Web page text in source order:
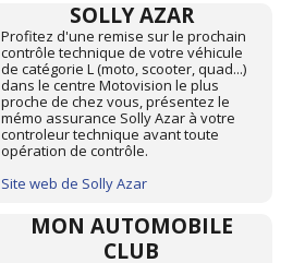
SOLLY AZAR
Profitez d'une remise sur le prochain
contrôle technique de votre véhicule
de catégorie L (moto, scooter, quad...)
dans le centre Motovision le plus
proche de chez vous, présentez le
mémo assurance Solly Azar à votre
controleur technique avant toute
opération de contrôle.
Site web de Solly Azar
MON AUTOMOBILE
CLUB